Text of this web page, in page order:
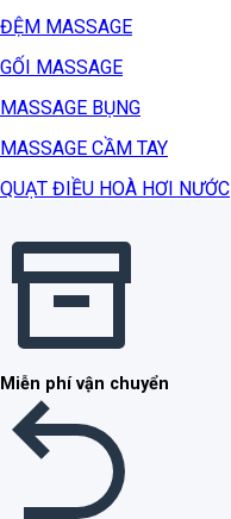
ĐỆM MASSAGE
GỐI MASSAGE
MASSAGE BỤNG
MASSAGE CẦM TAY
QUẠT ĐIỀU HOÀ HƠI NƯỚC
Miễn phí vận chuyển